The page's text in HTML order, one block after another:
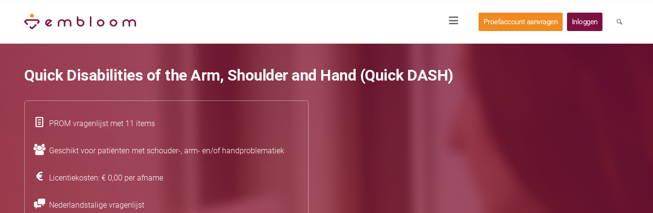
Proefaccount aanvragen Inloggen
Quick Disabilities of the Arm, Shoulder and Hand (Quick DASH)
PROM vragenlijst met 11 items
Geschikt voor patiënten met schouder-, arm- en/of handproblematiek
Licentiekosten: € 0,00 per afname
Nederlandstalige vragenlijst